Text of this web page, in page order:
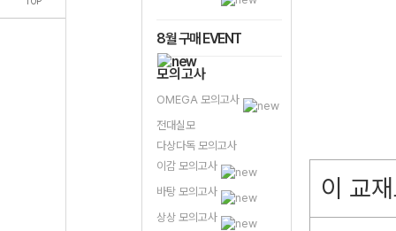
8월 구매 EVENT
모의고사
OMEGA 모의고사
전대실모
다상다독 모의고사
이감 모의고사
바탕 모의고사
상상 모의고사
이 교